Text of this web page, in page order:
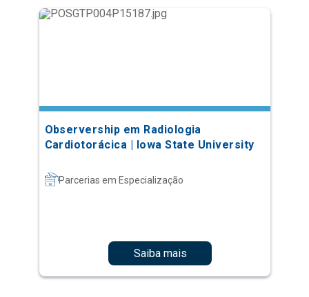
Observership em Radiologia
Cardiotorácica | Iowa State University
Parcerias em Especialização
Saiba mais